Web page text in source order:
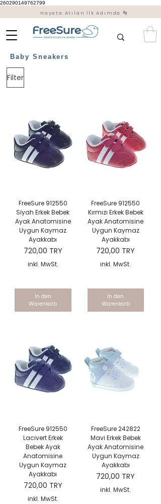
260290149762799
Hayata Atılan İlk Adımda 👣
Baby Sneakers
Filter
FreeSure 912550
Siyah Erkek Bebek
Ayak Anatomisine
Uygun Kaymaz
Ayakkabı
Preis
720,00 TRY
inkl. MwSt.
In den
Warenkorb
FreeSure 912550
Kırmızı Erkek Bebek
Ayak Anatomisine
Uygun Kaymaz
Ayakkabı
Preis
720,00 TRY
inkl. MwSt.
In den
Warenkorb
FreeSure 912550
Lacivert Erkek
Bebek Ayak
Anatomisine
Uygun Kaymaz
Ayakkabı
Preis
720,00 TRY
inkl. MwSt.
FreeSure 242822
Mavi Erkek Bebek
Ayak Anatomisine
Uygun Kaymaz
Ayakkabı
Preis
720,00 TRY
inkl. MwSt.